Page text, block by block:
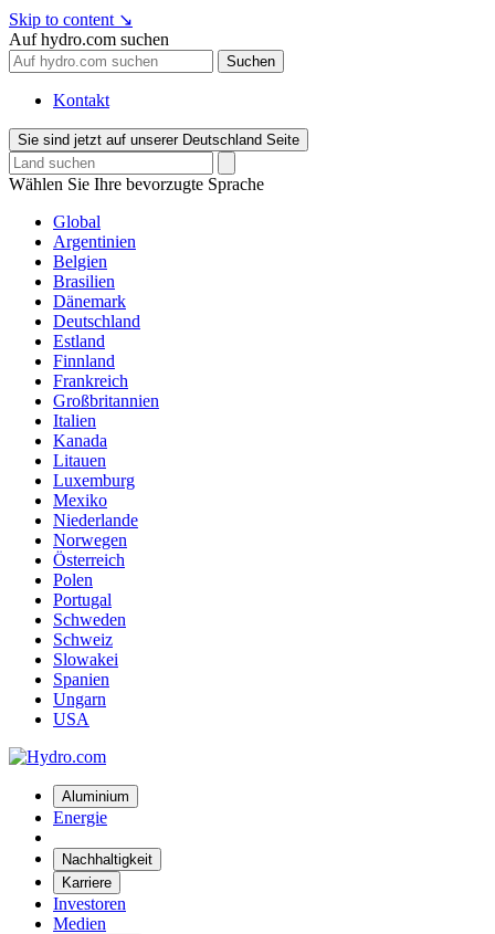
Skip to content ↘
Auf hydro.com suchen
Suchen
Kontakt
Sie sind jetzt auf unserer Deutschland Seite
Wählen Sie Ihre bevorzugte Sprache
Global
Argentinien
Belgien
Brasilien
Dänemark
Deutschland
Estland
Finnland
Frankreich
Großbritannien
Italien
Kanada
Litauen
Luxemburg
Mexiko
Niederlande
Norwegen
Österreich
Polen
Portugal
Schweden
Schweiz
Slowakei
Spanien
Ungarn
USA
Aluminium
Energie
Nachhaltigkeit
Karriere
Investoren
Medien